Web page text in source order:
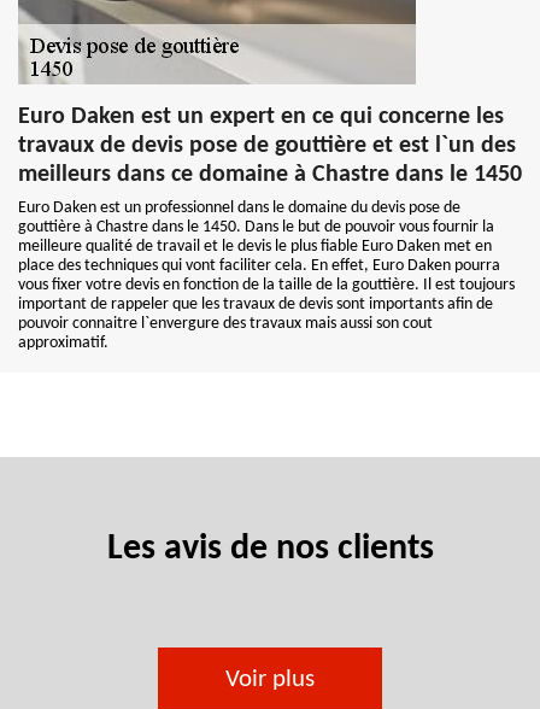
Euro Daken est un expert en ce qui concerne les
travaux de devis pose de gouttière et est l`un des
meilleurs dans ce domaine à Chastre dans le 1450
Euro Daken est un professionnel dans le domaine du devis pose de
gouttière à Chastre dans le 1450. Dans le but de pouvoir vous fournir la
meilleure qualité de travail et le devis le plus fiable Euro Daken met en
place des techniques qui vont faciliter cela. En effet, Euro Daken pourra
vous fixer votre devis en fonction de la taille de la gouttière. Il est toujours
important de rappeler que les travaux de devis sont importants afin de
pouvoir connaitre l`envergure des travaux mais aussi son cout
approximatif.
Les avis de nos clients
Voir plus